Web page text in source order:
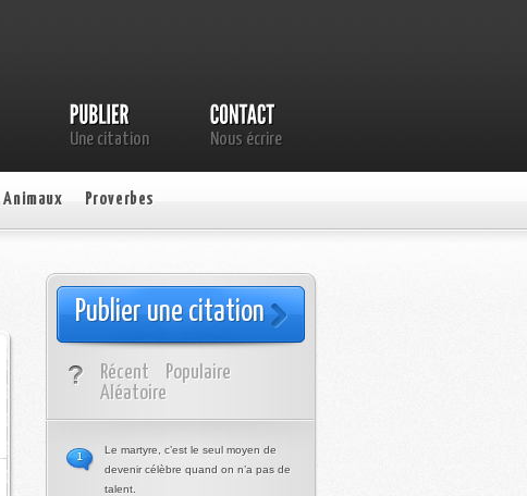
Une citation Nous écrire
Animaux Proverbes
Publier une citation
Récent
Populaire
Aléatoire
Le martyre, c’est le seul moyen de
devenir célèbre quand on n’a pas de
talent.
1